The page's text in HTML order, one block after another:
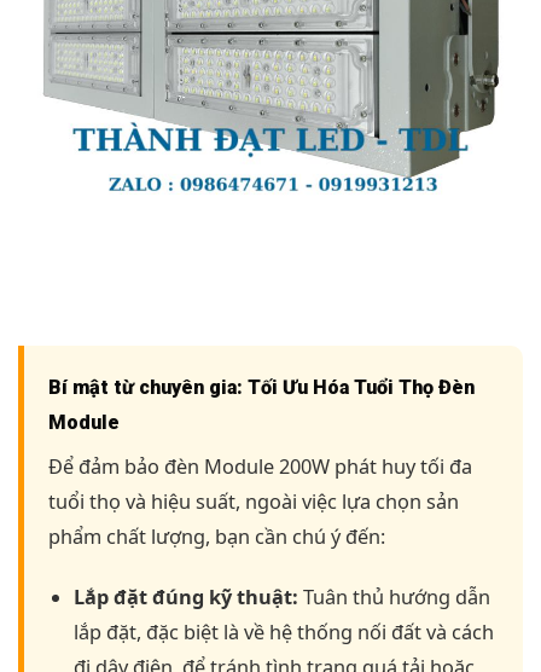
Bí mật từ chuyên gia: Tối Ưu Hóa Tuổi Thọ Đèn
Module
Để đảm bảo đèn Module 200W phát huy tối đa
tuổi thọ và hiệu suất, ngoài việc lựa chọn sản
phẩm chất lượng, bạn cần chú ý đến:
Lắp đặt đúng kỹ thuật: Tuân thủ hướng dẫn
lắp đặt, đặc biệt là về hệ thống nối đất và cách